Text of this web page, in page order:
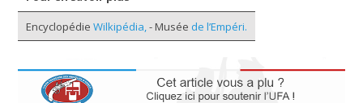
EncyclopédieWilkipédia,- Musée de l’Empéri.